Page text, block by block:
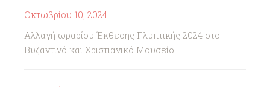
Οκτωβρίου 10, 2024
Αλλαγή ωραρίου Έκθεσης Γλυπτικής 2024 στο
Βυζαντινό και Χριστιανικό Μουσείο